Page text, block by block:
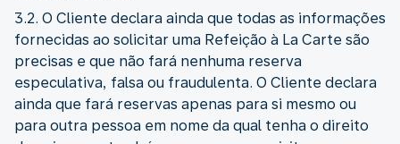
3.2. O Cliente declara ainda que todas as informações
fornecidas ao solicitar uma Refeição à La Carte são
precisas e que não fará nenhuma reserva
especulativa, falsa ou fraudulenta. O Cliente declara
ainda que fará reservas apenas para si mesmo ou
para outra pessoa em nome da qual tenha o direito